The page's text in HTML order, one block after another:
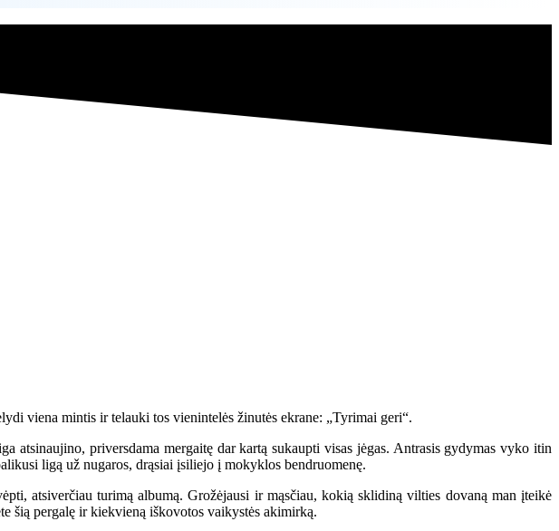
viena mintis ir telauki tos vienintelės žinutės ekrane: „Tyrimai geri“.
atsinaujino, priversdama mergaitę dar kartą sukaupti visas jėgas. Antrasis gydymas vyko itin
ligą už nugaros, drąsiai įsiliejo į mokyklos bendruomenę.
atsiverčiau turimą albumą. Grožėjausi ir mąsčiau, kokią sklidiną vilties dovaną man įteikė
šią pergalę ir kiekvieną iškovotos vaikystės akimirką.